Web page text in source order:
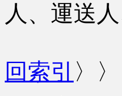
人、運送
回索引 〉〉